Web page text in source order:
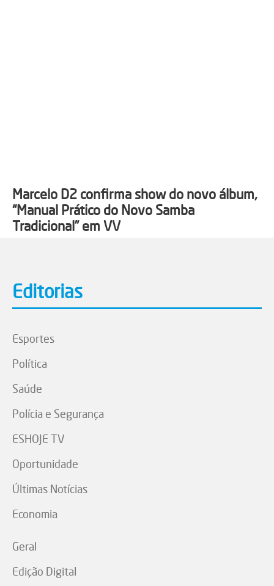
Marcelo D2 confirma show do novo álbum,
“Manual Prático do Novo Samba
Tradicional” em VV
Editorias
Esportes
Política
Saúde
Polícia e Segurança
ESHOJE TV
Oportunidade
Últimas Notícias
Economia
Geral
Edição Digital